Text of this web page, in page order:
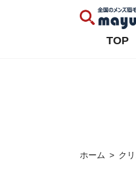
: Constant
: Constant TOP
ホーム ク